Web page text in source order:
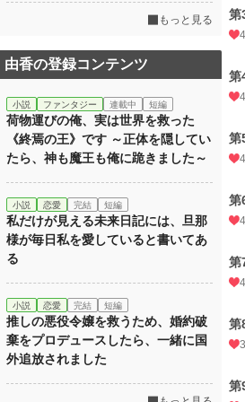
第
第
第
第
第
もっと見る
由香の登録コンテンツ
小説 ファンタジー 連載中 短編
荷物運びの俺、実は世界を救った
《終焉の王》です ～正体を隠してい
たら、神も魔王も俺に跪きました～
小説 恋愛 完結 短編
私だけが見える未来日記には、旦那
様が毎日私を愛していると書いてあ
る
小説 恋愛 完結 短編
推しの悪役令嬢を救うため、婚約破
棄をプロデュースしたら、一緒に国
外追放されました